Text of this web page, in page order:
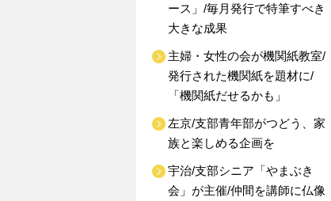
ース」/毎月発行で特筆すべき
大きな成果
主婦・女性の会が機関紙教室/
発行された機関紙を題材に/
「機関紙だせるかも」
左京/支部青年部がつどう、家
族と楽しめる企画を
宇治/支部シニア「やまぶき
会」が主催/仲間を講師に仏像